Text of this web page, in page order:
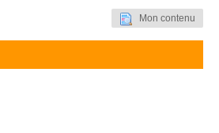
Mon contenu